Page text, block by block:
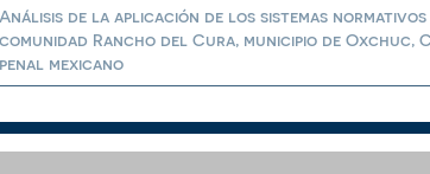
Análisis de la aplicación de los sistemas
comunidad Rancho del Cura, municipio de Oxchuc,
penal mexicano